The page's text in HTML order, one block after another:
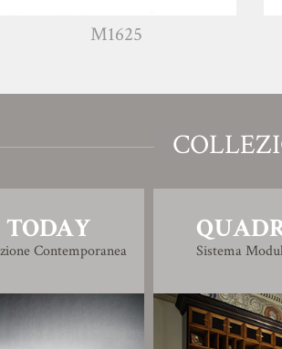
M1625
TODAY
Contemporanea Sistema